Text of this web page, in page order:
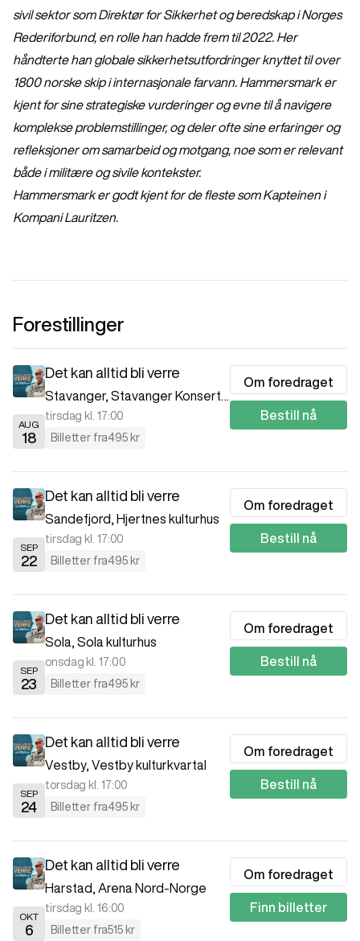
sivil sektor som Direktør for Sikkerhet og beredskap i Norges
Rederiforbund, en rolle han hadde frem til 2022. Her
håndterte han globale sikkerhetsutfordringer knyttet til over
1800 norske skip i internasjonale farvann. Hammersmark er
kjent for sine strategiske vurderinger og evne til å navigere
komplekse problemstillinger, og deler ofte sine erfaringer og
refleksjoner om samarbeid og motgang, noe som er relevant
både i militære og sivile kontekster.
Hammersmark er godt kjent for de fleste som Kapteinen i
Kompani Lauritzen.
Forestillinger
AUG
18
Det kan alltid bli verre
Stavanger, Stavanger Konserthus
tirsdag kl. 17:00
Billetter fra495 kr
Om foredraget
Bestill nå
SEP
22
Det kan alltid bli verre
Sandefjord Hjertnes kulturhus
tirsdag kl. 17:00
Billetter fra495 kr
Om foredraget
Bestill nå
SEP
23
Det kan alltid bli verre
Sola Sola kulturhus
onsdag kl. 17:00
Billetter fra495 kr
Om foredraget
Bestill nå
SEP
24
Det kan alltid bli verre
Vestby, Vestby kulturkvartal
torsdag kl. 17:00
Billetter fra495 kr
Om foredraget
Bestill nå
OKT
6
Det kan alltid bli verre
Harstad Arena Nord-Norge
tirsdag kl. 16:00
Billetter fra515 kr
Om foredraget
Finn billetter